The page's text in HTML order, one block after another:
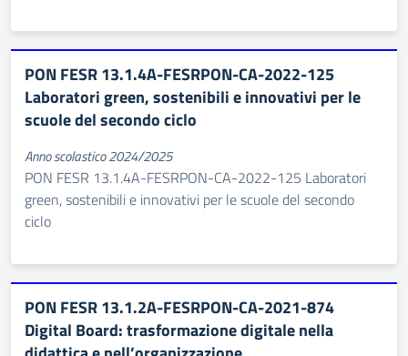
PON FESR 13.1.4A-FESRPON-CA-2022-125
Laboratori green, sostenibili e innovativi per le
scuole del secondo ciclo
Anno scolastico 2024/2025
PON FESR 13.1.4A-FESRPON-CA-2022-125 Laboratori
green, sostenibili e innovativi per le scuole del secondo
ciclo
PON FESR 13.1.2A-FESRPON-CA-2021-874
Digital Board: trasformazione digitale nella